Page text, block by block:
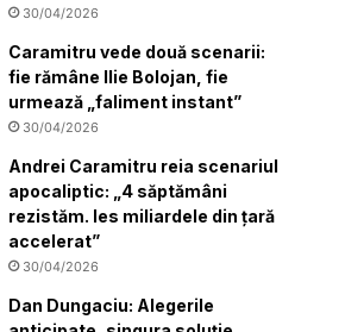
30/04/2026
Caramitru vede două scenarii:
fie rămâne Ilie Bolojan, fie
urmează „faliment instant”
30/04/2026
Andrei Caramitru reia scenariul
apocaliptic: „4 săptămâni
rezistăm. Ies miliardele din țară
accelerat”
30/04/2026
Dan Dungaciu: Alegerile